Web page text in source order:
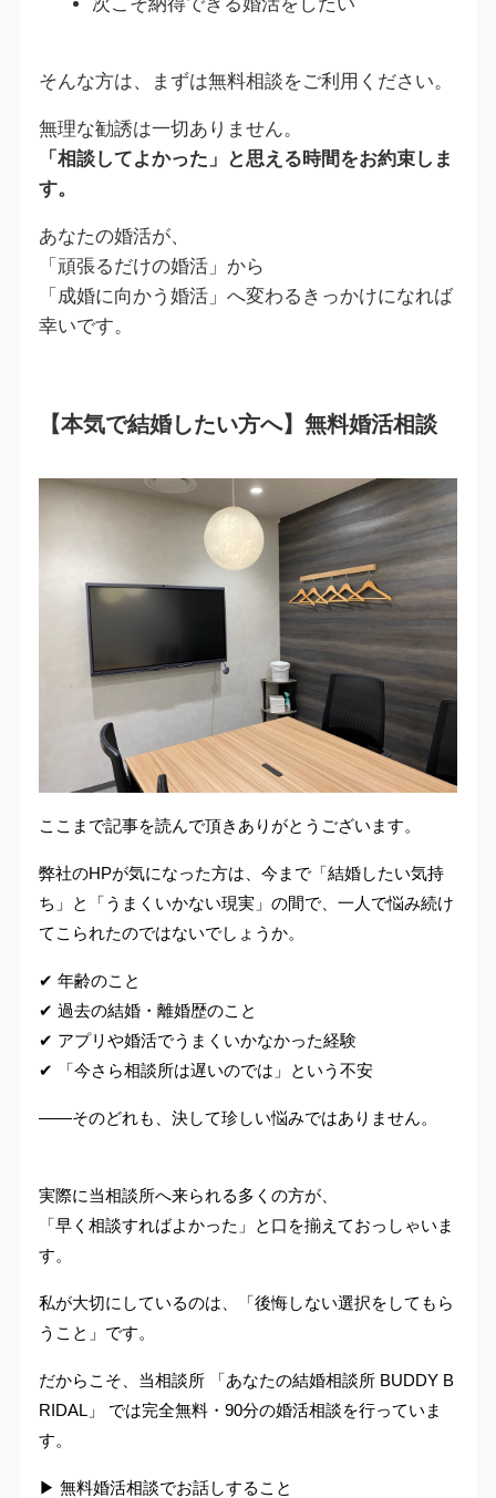
そんな方は、まずは無料相談をご利用ください。
無理な勧誘は一切ありません。
「相談してよかった」と思える時間をお約束しま
す。
あなたの婚活が、
「頑張るだけの婚活」から
「成婚に向かう婚活」へ変わるきっかけになれば
幸いです。
【本気で結婚したい方へ】無料婚活相談
ここまで記事を読んで頂きありがとうございます。
弊社のHPが気になった方は、今まで「結婚したい気持
ち」と「うまくいかない現実」の間で、一人で悩み続け
てこられたのではないでしょうか。
✔ 年齢のこと
✔ 過去の結婚・離婚歴のこと
✔ アプリや婚活でうまくいかなかった経験
✔ 「今さら相談所は遅いのでは」という不安
——そのどれも、決して珍しい悩みではありません。
実際に当相談所へ来られる多くの方が、
「早く相談すればよかった」と口を揃えておっしゃいま
す。
私が大切にしているのは、「後悔しない選択をしてもら
うこと」です。
だからこそ、当相談所 「あなたの結婚相談所 BUDDY B
RIDAL」 では完全無料・90分の婚活相談を行っていま
す。
▶ 無料婚活相談でお話しすること